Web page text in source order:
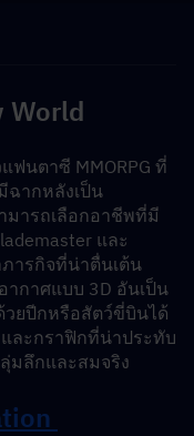
World
ฟนตาซี MMORPG ที่
ฉากหลังเป็น
มารถเลือกอาชีพที่มี
และ
ารกิจที่น่าตื่นเต้น
กาศแบบ 3D อันเป็น
ยปีกหรือสัตว์ขี่บินได้
ละกราฟิกที่น่าประทับ
มลึกและสมจริง